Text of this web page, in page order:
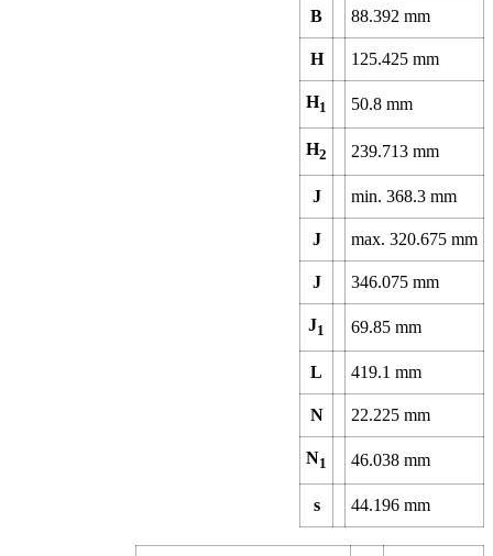
B 88.392 mm
H 125.425 mm
H1 50.8 mm
H2 239.713 mm
J min. 368.3 mm
J max. 320.675 mm
J 346.075 mm
J1 69.85 mm
L 419.1 mm
N 22.225 mm
N1 46.038 mm
s 44.196 mm